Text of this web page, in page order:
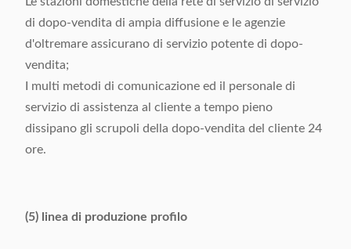
di dopo-vendita di ampia diffusione e le agenzie
d'oltremare assicurano di servizio potente di dopo-
vendita;
I multi metodi di comunicazione ed il personale di
servizio di assistenza al cliente a tempo pieno
dissipano gli scrupoli della dopo-vendita del cliente 24
ore.
(5) linea di produzione profilo